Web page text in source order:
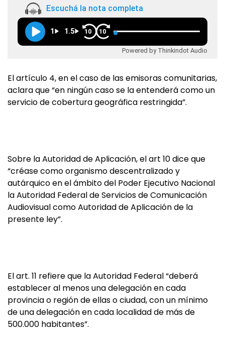
Escuchá la nota completa
1 1.5 10 10
Powered by Thinkindot Audio
El artículo 4, en el caso de las emisoras comunitarias,
aclara que “en ningún caso se la entenderá como un
servicio de cobertura geográfica restringida”.
Sobre la Autoridad de Aplicación, el art 10 dice que
“créase como organismo descentralizado y
autárquico en el ámbito del Poder Ejecutivo Nacional
la Autoridad Federal de Servicios de Comunicación
Audiovisual como Autoridad de Aplicación de la
presente ley”.
El art. 11 refiere que la Autoridad Federal “deberá
establecer al menos una delegación en cada
provincia o región de ellas o ciudad, con un mínimo
de una delegación en cada localidad de más de
500.000 habitantes”.